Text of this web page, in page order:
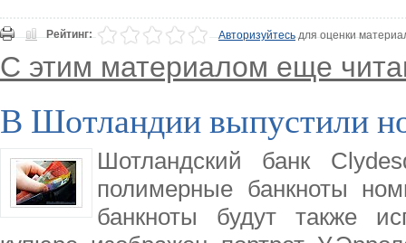
Рейтинг: Авторизуйтесьдля оценки
С этим материалом еще
В Шотландии выпустили
Шотландский банк
полимерные банкноты
банкноты будут также